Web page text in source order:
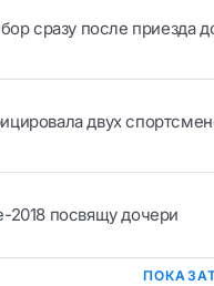
сразу после приезда
двух
посвящу дочери